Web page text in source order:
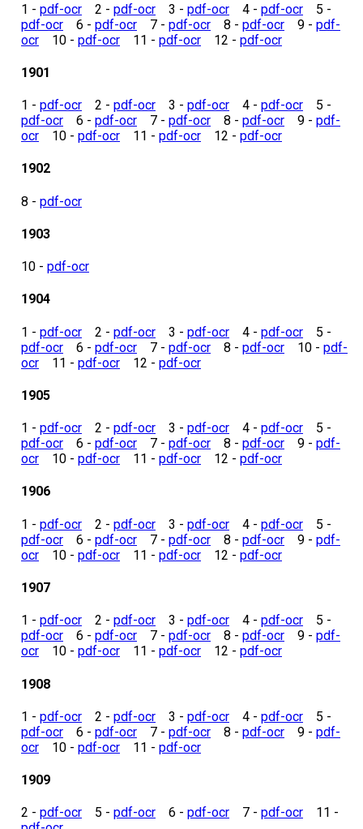
1 - pdf-ocr 2 - pdf-ocr 3 - pdf-ocr 4 - pdf-ocr 5 -
pdf-ocr 6 - pdf-ocr 7 - pdf-ocr 8 - pdf-ocr 9 - pdf-
ocr 10 - pdf-ocr 11 - pdf-ocr 12 - pdf-ocr
1901
1 - pdf-ocr 2 - pdf-ocr 3 - pdf-ocr 4 - pdf-ocr 5 -
pdf-ocr 6 - pdf-ocr 7 - pdf-ocr 8 - pdf-ocr 9 - pdf-
ocr 10 - pdf-ocr 11 - pdf-ocr 12 - pdf-ocr
1902
8 - pdf-ocr
1903
10 - pdf-ocr
1904
1 - pdf-ocr 2 - pdf-ocr 3 - pdf-ocr 4 - pdf-ocr 5 -
pdf-ocr 6 - pdf-ocr 7 - pdf-ocr 8 - pdf-ocr 10 - pdf-
ocr 11 - pdf-ocr 12 - pdf-ocr
1905
1 - pdf-ocr 2 - pdf-ocr 3 - pdf-ocr 4 - pdf-ocr 5 -
pdf-ocr 6 - pdf-ocr 7 - pdf-ocr 8 - pdf-ocr 9 - pdf-
ocr 10 - pdf-ocr 11 - pdf-ocr 12 - pdf-ocr
1906
1 - pdf-ocr 2 - pdf-ocr 3 - pdf-ocr 4 - pdf-ocr 5 -
pdf-ocr 6 - pdf-ocr 7 - pdf-ocr 8 - pdf-ocr 9 - pdf-
ocr 10 - pdf-ocr 11 - pdf-ocr 12 - pdf-ocr
1907
1 - pdf-ocr 2 - pdf-ocr 3 - pdf-ocr 4 - pdf-ocr 5 -
pdf-ocr 6 - pdf-ocr 7 - pdf-ocr 8 - pdf-ocr 9 - pdf-
ocr 10 - pdf-ocr 11 - pdf-ocr 12 - pdf-ocr
1908
1 - pdf-ocr 2 - pdf-ocr 3 - pdf-ocr 4 - pdf-ocr 5 -
pdf-ocr 6 - pdf-ocr 7 - pdf-ocr 8 - pdf-ocr 9 - pdf-
ocr 10 - pdf-ocr 11 - pdf-ocr
1909
2 - pdf-ocr 5 - pdf-ocr 6 - pdf-ocr 7 - pdf-ocr 11 -